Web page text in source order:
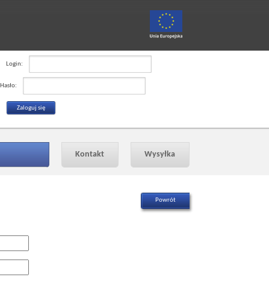
Login:
Hasło:
Kontakt Wysyłka